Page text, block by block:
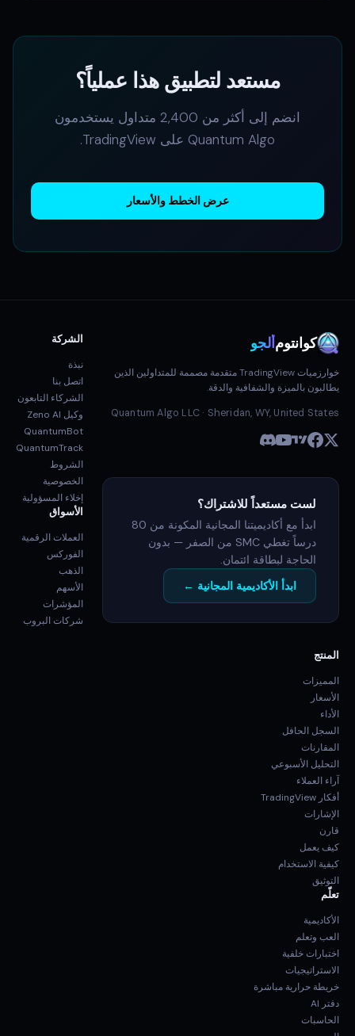
مستعد لتطبيق هذا عملياً؟
انضم إلى أكثر من 2,400 متداول يستخدمون
Quantum Algo على TradingView.
عرض الخطط والأسعار
كوانتومألجو
خوارزميات TradingView متقدمة مصممة للمتداولين الذين
يطالبون بالميزة والشفافية والدقة.
Quantum Algo LLC · Sheridan, WY, United States
لست مستعداً للاشتراك؟
ابدأ مع أكاديميتنا المجانية المكونة من 80
درساً تغطي SMC من الصفر — بدون
الحاجة لبطاقة ائتمان.
ابدأ الأكاديمية المجانية ←
المنتج
المميزات
الأسعار
الأداء
السجل الحافل
المقارنات
التحليل الأسبوعي
آراء العملاء
أفكار TradingView
الإشارات
قارن
كيف يعمل
كيفية الاستخدام
التوثيق
تعلّم
الأكاديمية
العب وتعلم
اختبارات خلفية
الاستراتيجيات
خريطة حرارية مباشرة
دفتر AI
الحاسبات
الشركة
نبذة
اتصل بنا
الشركاء التابعون
وكيل Zeno AI
QuantumBot
QuantumTrack
الشروط
الخصوصية
إخلاء المسؤولية
الأسواق
العملات الرقمية
الفوركس
الذهب
الأسهم
المؤشرات
شركات البروب